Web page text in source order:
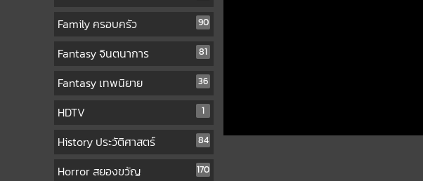
Family ครอบครัว 90
Fantasy จินตนาการ 81
Fantasy เทพนิยาย 36
HDTV 1
History ประวัติศาสตร์ 84
Horror สยองขวัญ 170